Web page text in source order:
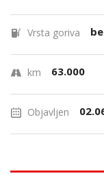
Vrsta goriva
km 63.000
Objavljen